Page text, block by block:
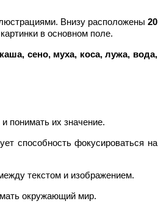
Внизу расположены 20
в основном поле.
сено, муха, коса, лужа, вода,
понимать их значение.
способность фокусироваться на
текстом и изображением.
окружающий мир.